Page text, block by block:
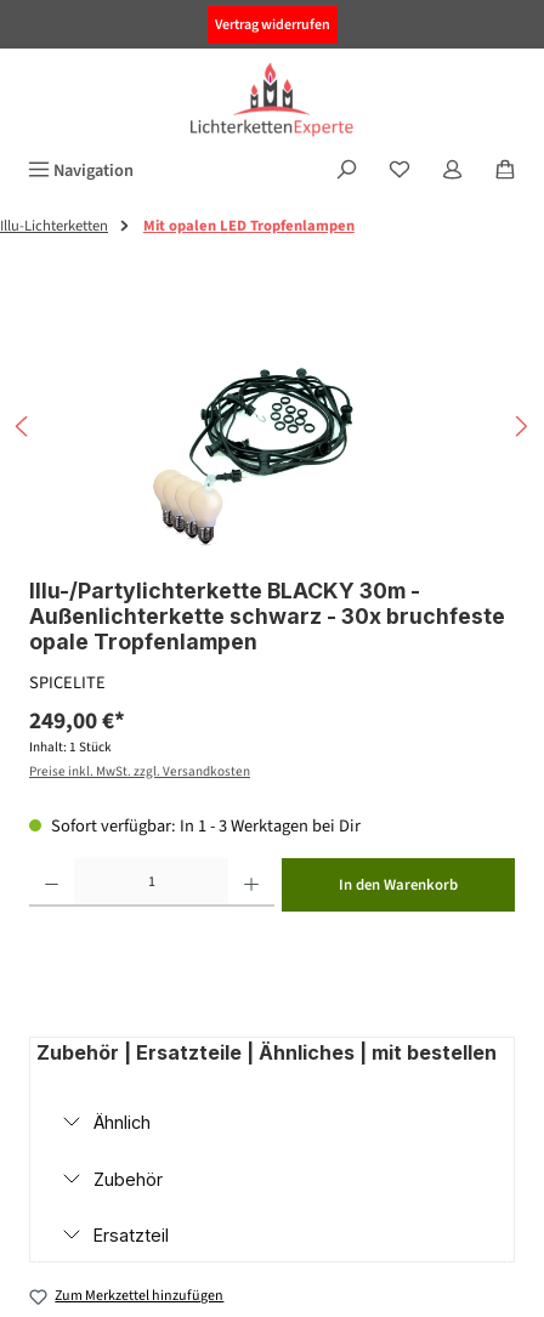
Vertrag widerrufen
Navigation
Illu-Lichterketten Mit opalen LED Tropfenlampen
Illu-/Partylichterkette BLACKY 30m -
Außenlichterkette schwarz - 30x bruchfeste
opale Tropfenlampen
SPICELITE
249,00 €*
Inhalt: 1 Stück
Preise inkl. MwSt. zzgl. Versandkosten
Sofort verfügbar: In 1 - 3 Werktagen bei Dir
In den Warenkorb
Zubehör | Ersatzteile | Ähnliches | mit bestellen
Ähnlich
Zubehör
Ersatzteil
Zum Merkzettel hinzufügen